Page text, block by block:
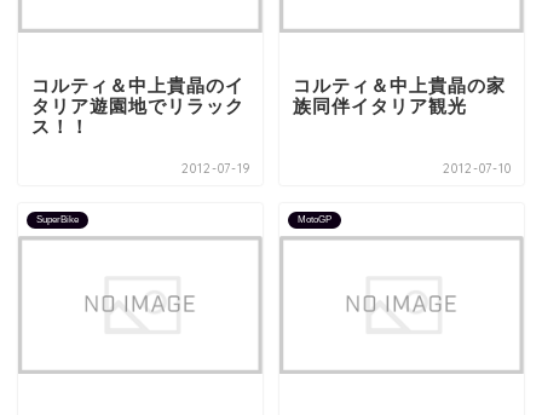
コルティ＆中上貴晶のイ
タリア遊園地でリラック
ス！！
2012-07-19
コルティ＆中上貴晶の家
族同伴イタリア観光
2012-07-10
SuperBike MotoGP